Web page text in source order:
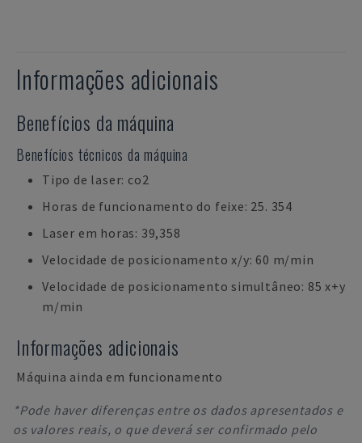
Informações adicionais
Benefícios da máquina
Benefícios técnicos da máquina
Tipo de laser: co2
Horas de funcionamento do feixe: 25. 354
Laser em horas: 39,358
Velocidade de posicionamento x/y: 60 m/min
Velocidade de posicionamento simultâneo: 85 x+y
m/min
Informações adicionais
Máquina ainda em funcionamento
*Pode haver diferenças entre os dados apresentados e
os valores reais, o que deverá ser confirmado pelo